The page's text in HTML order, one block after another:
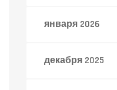
января 2026
декабря 2025